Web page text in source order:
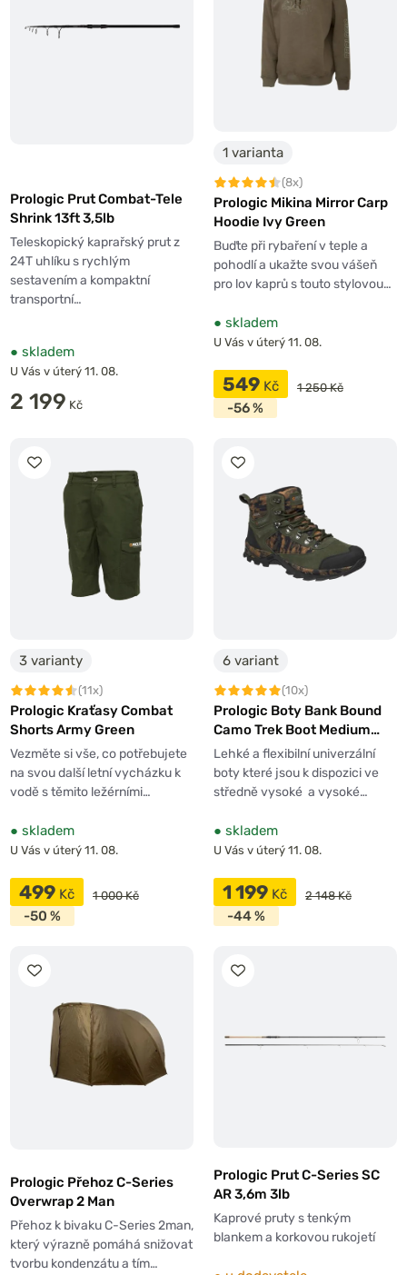
Prologic Prut Combat-Tele
Shrink 13ft 3,5lb
Teleskopický kaprařský prut z
24T uhlíku s rychlým
sestavením a kompaktní
transportní…
● skladem
U Vás v úterý 11. 08.
2 199 Kč
1 varianta
(8x)
Prologic Mikina Mirror Carp
Hoodie Ivy Green
Buďte při rybaření v teple a
pohodlí a ukažte svou vášeň
pro lov kaprů s touto stylovou…
● skladem
U Vás v úterý 11. 08.
549 Kč 1 250 Kč
-56 %
3 varianty
(11x)
Prologic Kraťasy Combat
Shorts Army Green
Vezměte si vše, co potřebujete
na svou další letní vycházku k
vodě s těmito ležérními…
● skladem
U Vás v úterý 11. 08.
499 Kč 1 000 Kč
-50 %
6 variant
(10x)
Prologic Boty Bank Bound
Camo Trek Boot Medium
High
Lehké a flexibilní univerzální
boty které jsou k dispozici ve
středně vysoké a vysoké…
● skladem
U Vás v úterý 11. 08.
1 199 Kč 2 148 Kč
-44 %
Prologic Přehoz C-Series
Overwrap 2 Man
Přehoz k bivaku C-Series 2man,
který výrazně pomáhá snižovat
tvorbu kondenzátu a tím…
Prologic Prut C-Series SC
AR 3,6m 3lb
Kaprové pruty s tenkým
blankem a korkovou rukojetí